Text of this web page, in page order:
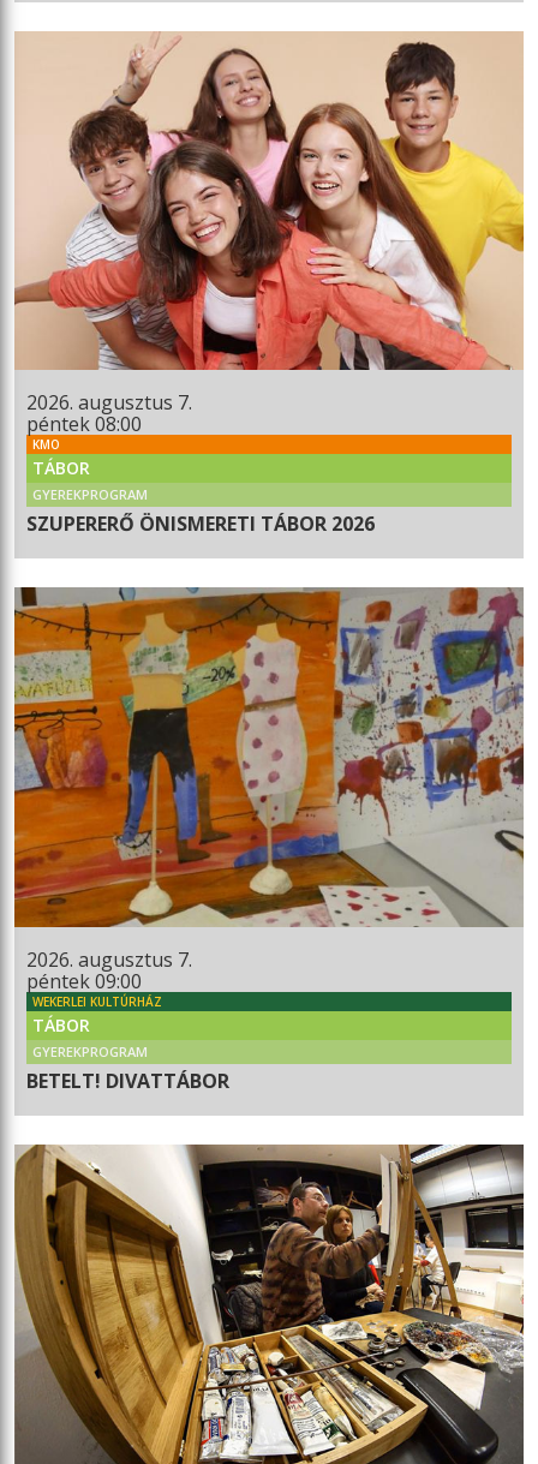
2026. augusztus 7.
péntek 08:00
KMO
TÁBOR
GYEREKPROGRAM
SZUPERERŐ ÖNISMERETI TÁBOR 2026
2026. augusztus 7.
péntek 09:00
WEKERLEI KULTÚRHÁZ
TÁBOR
GYEREKPROGRAM
BETELT! DIVATTÁBOR